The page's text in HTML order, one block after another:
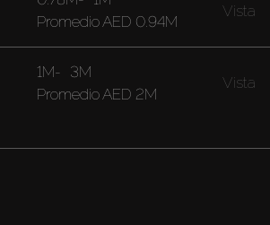
PromedioAED 0.94M
Vista
1M- 3M
PromedioAED 2M
Vista